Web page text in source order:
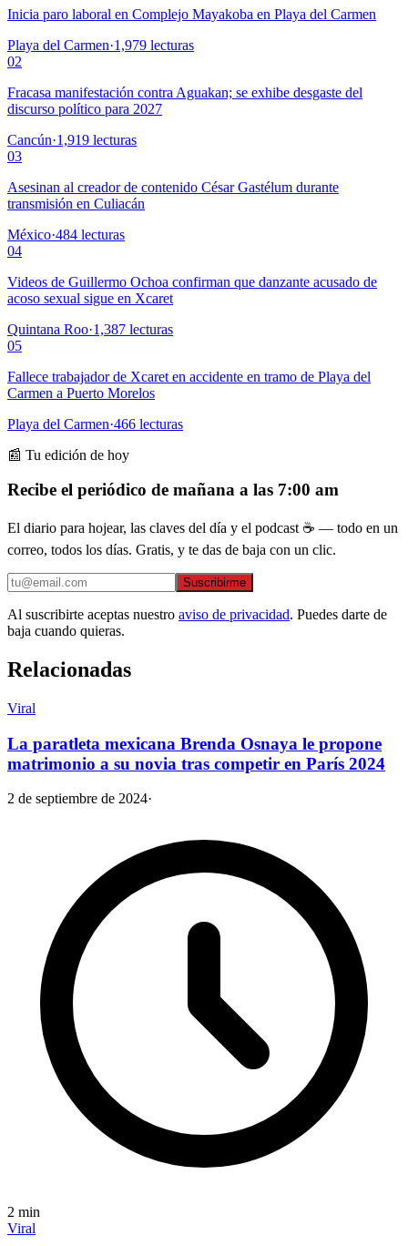
Inicia paro laboral en Complejo Mayakoba en Playa del Carmen
Playa del Carmen·1,979 lecturas
02
Fracasa manifestación contra Aguakan; se exhibe desgaste del
discurso político para 2027
Cancún·1,919 lecturas
03
Asesinan al creador de contenido César Gastélum durante
transmisión en Culiacán
México·484 lecturas
04
Videos de Guillermo Ochoa confirman que danzante acusado de
acoso sexual sigue en Xcaret
Quintana Roo·1,387 lecturas
05
Fallece trabajador de Xcaret en accidente en tramo de Playa del
Carmen a Puerto Morelos
Playa del Carmen·466 lecturas
📰 Tu edición de hoy
Recibe el periódico de mañana a las 7:00 am
El diario para hojear, las claves del día y el podcast ☕ — todo en un
correo, todos los días. Gratis, y te das de baja con un clic.
Suscribirme
Al suscribirte aceptas nuestro aviso de privacidad. Puedes darte de
baja cuando quieras.
Relacionadas
Viral
La paratleta mexicana Brenda Osnaya le propone
matrimonio a su novia tras competir en París 2024
2 de septiembre de 2024·
2 min
Viral